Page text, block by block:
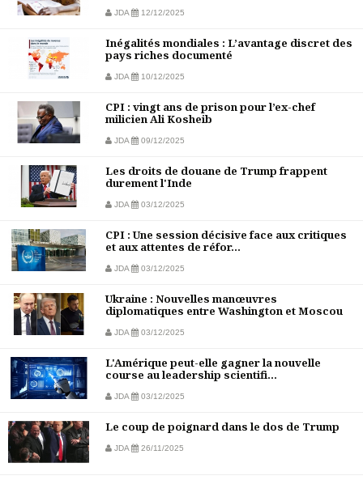
JDA 12/12/2025
Inégalités mondiales : L’avantage discret des
pays riches documenté
JDA 10/12/2025
CPI : vingt ans de prison pour l’ex-chef
milicien Ali Kosheib
JDA 09/12/2025
Les droits de douane de Trump frappent
durement l'Inde
JDA 03/12/2025
CPI : Une session décisive face aux critiques
et aux attentes de réfor...
JDA 03/12/2025
Ukraine : Nouvelles manœuvres
diplomatiques entre Washington et Moscou
JDA 03/12/2025
L'Amérique peut-elle gagner la nouvelle
course au leadership scientifi...
JDA 03/12/2025
Le coup de poignard dans le dos de Trump
JDA 26/11/2025